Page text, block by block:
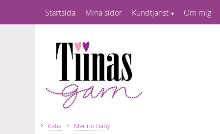
Startsida Mina sidor Kundtjänst Om mig
Katia Merino Baby